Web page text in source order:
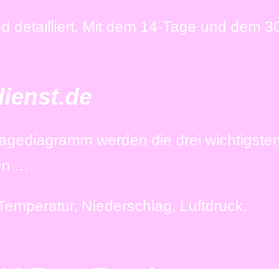
detailliert. Mit dem 14-Tage und dem
werden die drei wichtigsten
…
Niederschlag, Luftdruck,